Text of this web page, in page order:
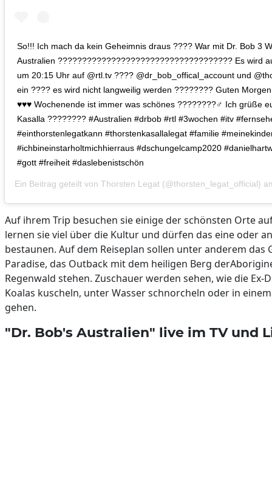
So!!! Ich mach da kein Geheimnis draus ???? War mit Dr. Bob 3
Australien ???????????????????????????????????? Es wird
um 20:15 Uhr auf @rtl.tv ???? @dr_bob_offical_account und
ein ???? es wird nicht langweilig werden ???????? Guten
♥️♥️♥️ Wochenende ist immer was schönes ????????‍♂️ Ich grüße
Kasalla ???????? #Australien #drbob #rtl #3wochen #itv
#einthorstenlegatkann #thorstenkasallalegat #familie
#ichbineinstarholtmichhierraus #dschungelcamp2020
#gott #freiheit #daslebenistschön
Ein Beitrag geteilt von Thorsten Legat (@thorsten_legat_official)
Auf ihrem Trip besuchen sie einige der schönsten Orte
lernen sie viel über die Kultur und dürfen das eine oder
bestaunen. Auf dem Reiseplan sollen unter anderem das
Paradise, das Outback mit dem heiligen Berg
Regenwald stehen. Zuschauer werden sehen, wie die Ex-
Koalas kuscheln, unter Wasser schnorcheln oder in
gehen.
"Dr. Bob's Australien" live im TV und